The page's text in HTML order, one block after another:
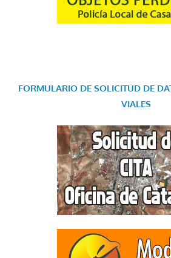
FORMULARIO DE SOLICITUD DE
VIALES